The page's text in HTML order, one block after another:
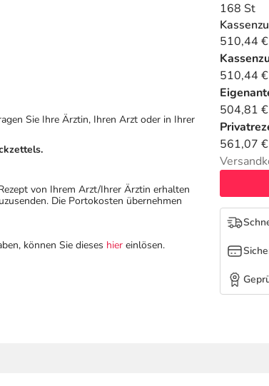
168 St
510,44 €
510,44 €
504,81 €
561,07 €
Sie Ihre Ärztin, Ihren Arzt oder in Ihrer
von Ihrem Arzt/Ihrer Ärztin erhalten
Die Portokosten übernehmen
können Sie dieses hier einlösen.